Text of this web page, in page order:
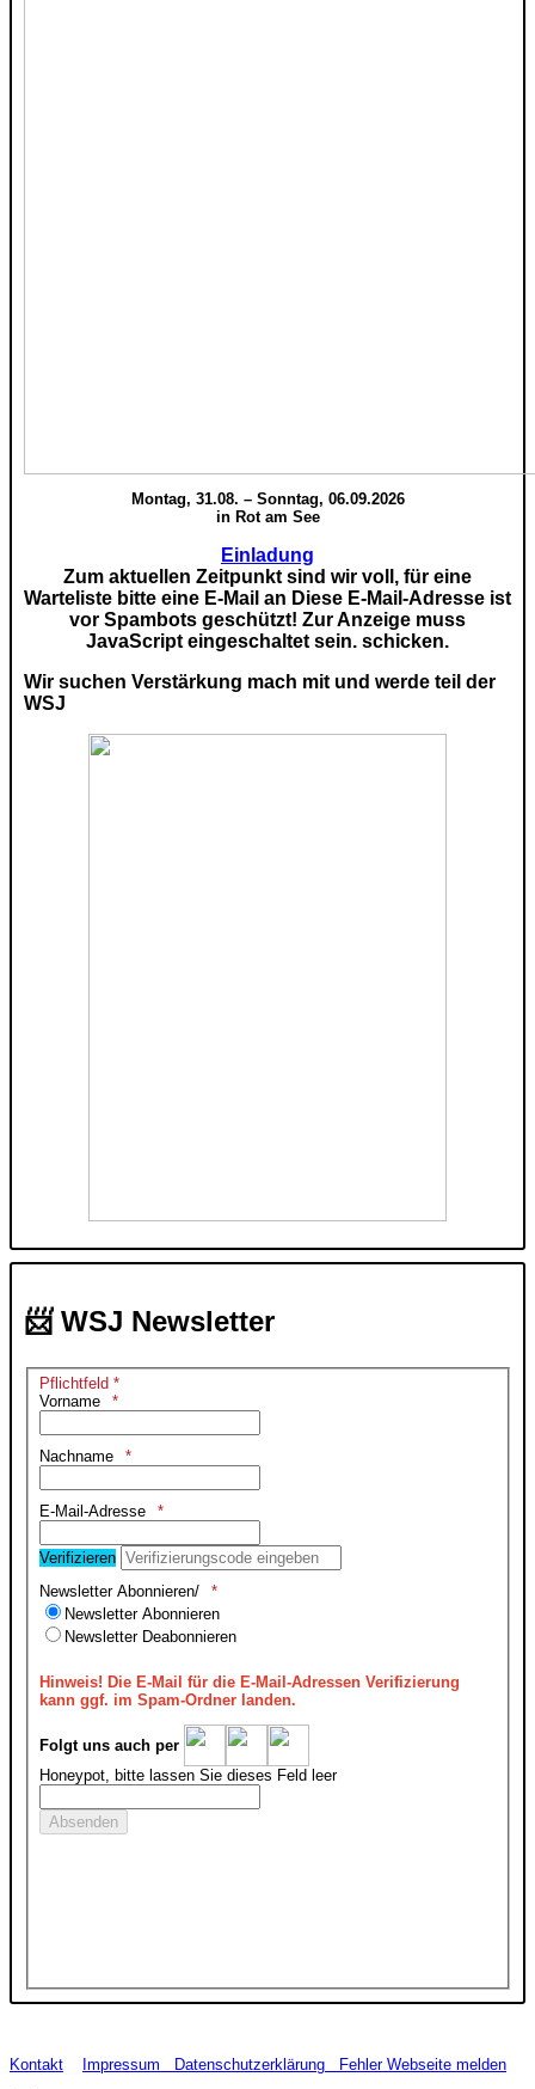
Montag, 31.08. – Sonntag, 06.09.2026
in Rot am See
Einladung
Zum aktuellen Zeitpunkt sind wir voll, für eine
Warteliste bitte eine E-Mail an Diese E-Mail-Adresse ist
vor Spambots geschützt! Zur Anzeige muss
JavaScript eingeschaltet sein. schicken.
Wir suchen Verstärkung mach mit und werde teil der
WSJ
📨 WSJ Newsletter
Pflichtfeld *
Vorname
Nachname
E-Mail-Adresse
Verifizieren
Newsletter Abonnieren/
Newsletter Abonnieren
Newsletter Deabonnieren
Hinweis! Die E-Mail für die E-Mail-Adressen Verifizierung
kann ggf. im Spam-Ordner landen.
Folgt uns auch per
Honeypot, bitte lassen Sie dieses Feld leer
Kontakt Impressum Datenschutzerklärung Fehler Webseite melden